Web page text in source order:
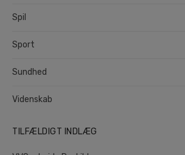
Spil
Sport
Sundhed
Videnskab
TILFÆLDIGT INDLÆG